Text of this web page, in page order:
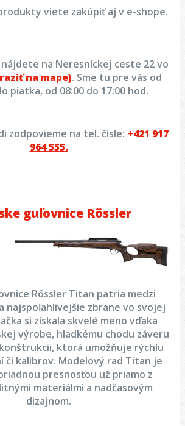
viete zakúpiť aj v e-shope.
na Neresníckej ceste 22 vo
na mape). Sme tu pre vás od
piatka, od 08:00 do 17:00 hod.
zodpovieme na tel. čísle: +421 917
964 555.
guľovnice Rössler
Rössler Titan patria medzi
najspoľahlivejšie zbrane vo svojej
si získala skvelé meno vďaka
výrobe, hladkému chodu záveru
ktorá umožňuje rýchlu
či kalibrov. Modelový rad Titan je
presnosťou už priamo z
materiálmi a nadčasovým
dizajnom.